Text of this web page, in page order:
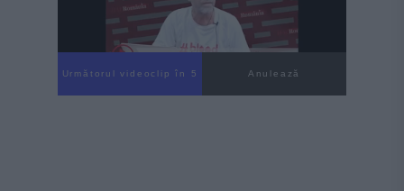
Următorul videoclip în 4 Anulează